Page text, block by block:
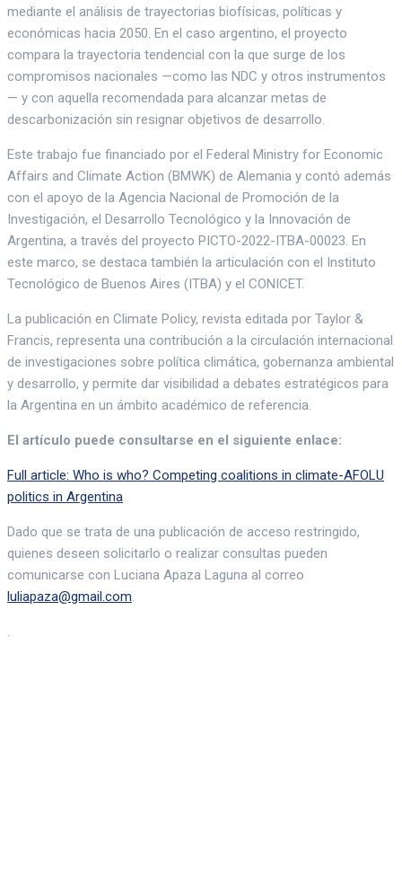
mediante el análisis de trayectorias biofísicas, políticas y
económicas hacia 2050. En el caso argentino, el proyecto
compara la trayectoria tendencial con la que surge de los
compromisos nacionales —como las NDC y otros instrumentos
— y con aquella recomendada para alcanzar metas de
descarbonización sin resignar objetivos de desarrollo.
Este trabajo fue financiado por el Federal Ministry for Economic
Affairs and Climate Action (BMWK) de Alemania y contó además
con el apoyo de la Agencia Nacional de Promoción de la
Investigación, el Desarrollo Tecnológico y la Innovación de
Argentina, a través del proyecto PICTO-2022-ITBA-00023. En
este marco, se destaca también la articulación con el Instituto
Tecnológico de Buenos Aires (ITBA) y el CONICET.
La publicación en Climate Policy, revista editada por Taylor &
Francis, representa una contribución a la circulación internacional
de investigaciones sobre política climática, gobernanza ambiental
y desarrollo, y permite dar visibilidad a debates estratégicos para
la Argentina en un ámbito académico de referencia.
El artículo puede consultarse en el siguiente enlace:
Full article: Who is who? Competing coalitions in climate-AFOLU
politics in Argentina
Dado que se trata de una publicación de acceso restringido,
quienes deseen solicitarlo o realizar consultas pueden
comunicarse con Luciana Apaza Laguna al correo
luliapaza@gmail.com.
.